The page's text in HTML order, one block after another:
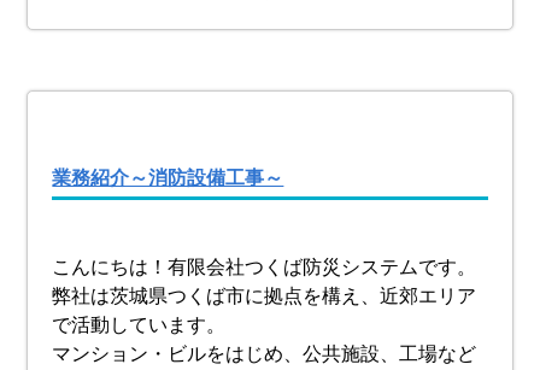
業務紹介～消防設備工事～
こんにちは！有限会社つくば防災システムです。
弊社は茨城県つくば市に拠点を構え、近郊エリア
で活動しています。
マンション・ビルをはじめ、公共施設、工場など